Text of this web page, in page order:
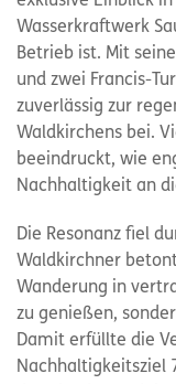
Wasserkraftwerk
Betrieb ist. Mit
und zwei Francis-
zuverlässig zur
Waldkirchens bei.
beeindruckt, wie
Nachhaltigkeit an
Die Resonanz fiel
Waldkirchner
Wanderung in
zu genießen,
Damit erfüllte die
Nachhaltigkeitsziel